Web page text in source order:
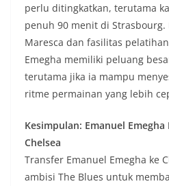
perlu ditingkatkan, terutama
penuh 90 menit di
Maresca dan fasilitas
Emegha memiliki peluang
terutama jika ia mampu
ritme permainan yang lebih
Kesimpulan: Emanuel
Chelsea
Transfer Emanuel Emegha ke
ambisi The Blues untuk